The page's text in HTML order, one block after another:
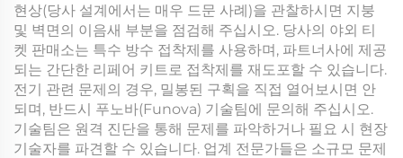
현상(당사 설계에서는 매우 드문 사례)을 관찰하시면 지붕
및 벽면의 이음새 부분을 점검해 주십시오. 당사의 야외 티
켓 판매소는 특수 방수 접착제를 사용하며, 파트너사에 제공
되는 간단한 리페어 키트로 접착제를 재도포할 수 있습니다.
전기 관련 문제의 경우, 밀봉된 구획을 직접 열어보시면 안
되며, 반드시 푸노바(Funova) 기술팀에 문의해 주십시오.
기술팀은 원격 진단을 통해 문제를 파악하거나 필요 시 현장
기술자를 파견할 수 있습니다. 업계 전문가들은 소규모 문제